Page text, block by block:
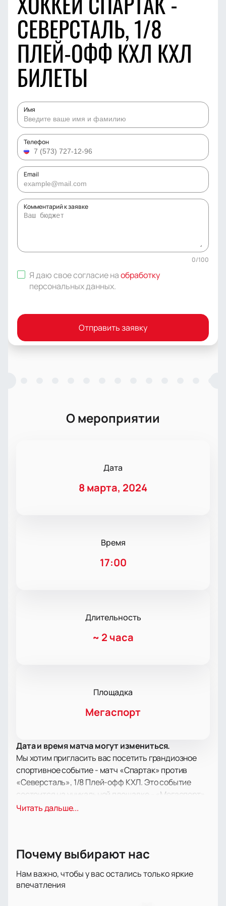
СЕВЕРСТАЛЬ, 1/8
ПЛЕЙ-ОФФ КХЛ КХЛ
БИЛЕТЫ
Имя
Телефон
Email
Комментарий к заявке
0/100
Я даю свое согласие наобработку
персональных данных.
Отправить заявку
О мероприятии
Дата
8 марта, 2024
Время
17:00
Длительность
~ 2 часа
Площадка
Мегаспорт
Дата и время матча могут измениться.
Мы хотим пригласить вас посетить грандиозное
спортивное событие - матч «Спартак» против
«Северсталь», 1/8 Плей-офф КХЛ. Это событие
состоится на уникальной площадке - «Мегаспорт»,
одном из самых крупных спортивных комплексов
Основанный в 1946 году, этот клуб
профессионализма и достиг более чем
внушительных результатов. Четырехкратный
Читать дальше...
Почему выбирают нас
Нам важно, чтобы у вас остались только яркие
впечатления